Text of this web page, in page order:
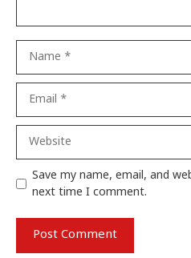
Save my name, email, and
next time I comment.